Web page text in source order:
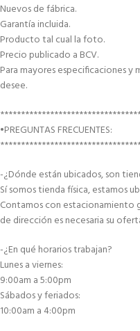
Nuevos de fábrica.
Garantía incluida.
Producto tal cual la foto.
Precio publicado a BCV.
Para mayores especificaciones y
desee.
•PREGUNTAS FRECUENTES:
-¿Dónde están ubicados, son
Sí somos tienda física, estamos
Contamos con estacionamiento
de dirección es necesaria su
-¿En qué horarios trabajan?
Lunes a viernes:
9:00am a 5:00pm
Sábados y feriados:
10:00am a 4:00pm